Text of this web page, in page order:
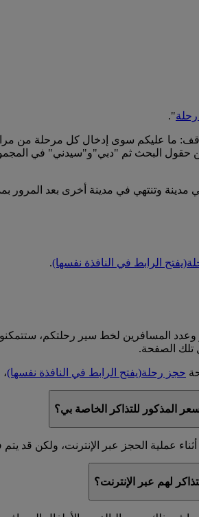
".
ما عليكم سوى إدخال كل مرحلة
حقول البحث ثم "دبي"و"سيدني" في
وتنتهي في مدينة أخرى بعد المرور
(يفتح الرابط في النافذة نفسها).
وعدد المسافرين لخط سير رحلتكم،
تلك الصفحة.
حجز رحلة(يفتح الرابط في النافذة نفسها)
المذكور للتذاكر الخاصة بي؟
عملية الحجز عبر الإنترنت، ولكن قد
لهم عبر الإنترنت؟